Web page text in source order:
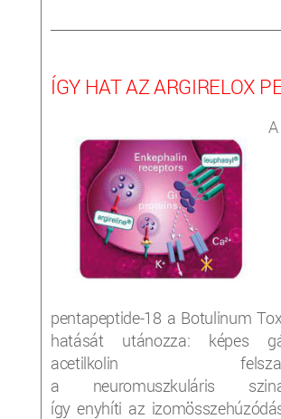
ÍGY HAT AZ ARGIRELOX
A
pentapeptide-18 a Botulinum
hatását utánozza: képes
acetilkolin
a neuromuszkuláris
így enyhíti az